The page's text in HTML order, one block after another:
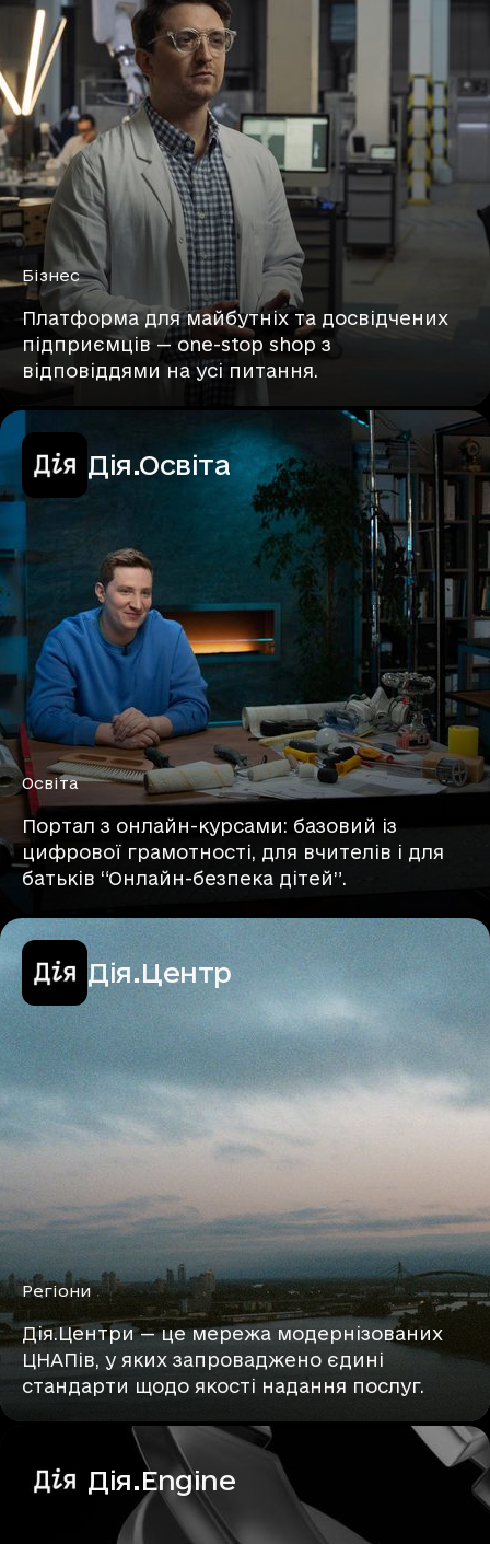
Бізнес
Платформа для майбутніх та досвідчених
підприємців — one-stop shop з
відповіддями на усі питання.
Дія.Освіта
Освіта
Портал з онлайн-курсами: базовий із
цифрової грамотності, для вчителів і для
батьків “Онлайн-безпека дітей”.
Дія.Центр
Регіони
Дія.Центри — це мережа модернізованих
ЦНАПів, у яких запроваджено єдині
стандарти щодо якості надання послуг.
Дія.Engine